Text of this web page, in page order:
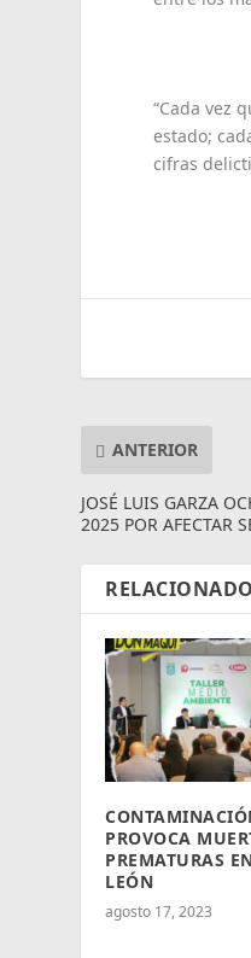
“Cada vez
estado;
cifras
ANTERIOR
JOSÉ LUIS GARZA
2025 POR AFECTAR
RELACIONADO
PROVOCA
PREMATURAS
LEÓN
agosto 17, 2023